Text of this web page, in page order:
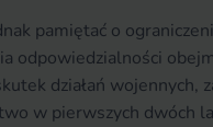
pamiętać o
odpowiedzialności
działań wojennych,
w pierwszych dwóch